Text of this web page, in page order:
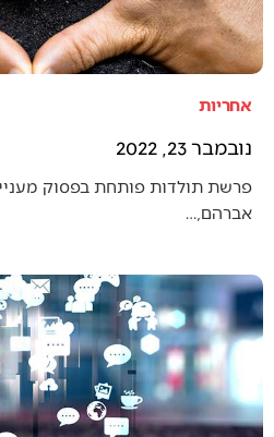
אחריות
נובמבר 23, 2022
פרשת תולדות פותחת בפסוק
אברהם,…